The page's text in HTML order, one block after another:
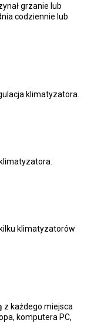
grzanie lub
codziennie lub
klimatyzatora.
klimatyzatorów
z każdego miejsca
komputera PC,